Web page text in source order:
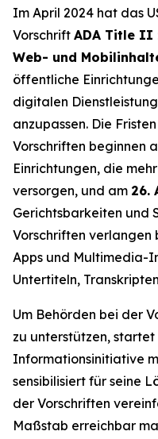
Im April 2024 hat das
Vorschrift ADA Title II
Web- und
öffentliche
digitalen
anzupassen. Die
Vorschriften beginnen
Einrichtungen, die
versorgen, und am 26.
Gerichtsbarkeiten und
Vorschriften verlangen
Apps und Multimedia-
Untertiteln,
Um Behörden bei der
zu unterstützen,
Informationsinitiative
sensibilisiert für seine
der Vorschriften
Maßstab erreichbar